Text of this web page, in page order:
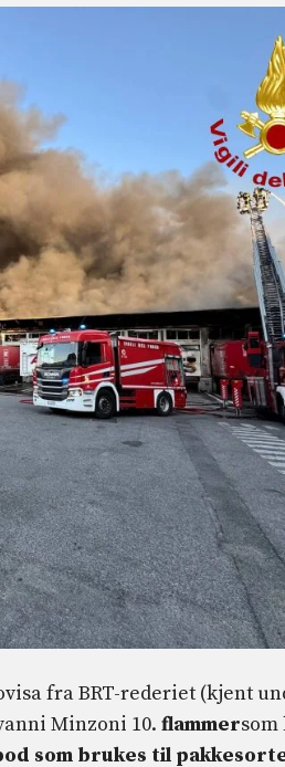
fra BRT-rederiet (kjent
Minzoni 10. flammer
som brukes til